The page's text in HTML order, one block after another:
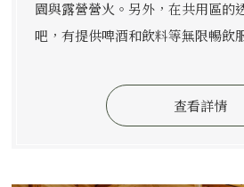
園與露營營火。另外，在共用區的
吧，有提供啤酒和飲料等無限暢飲
查看詳情